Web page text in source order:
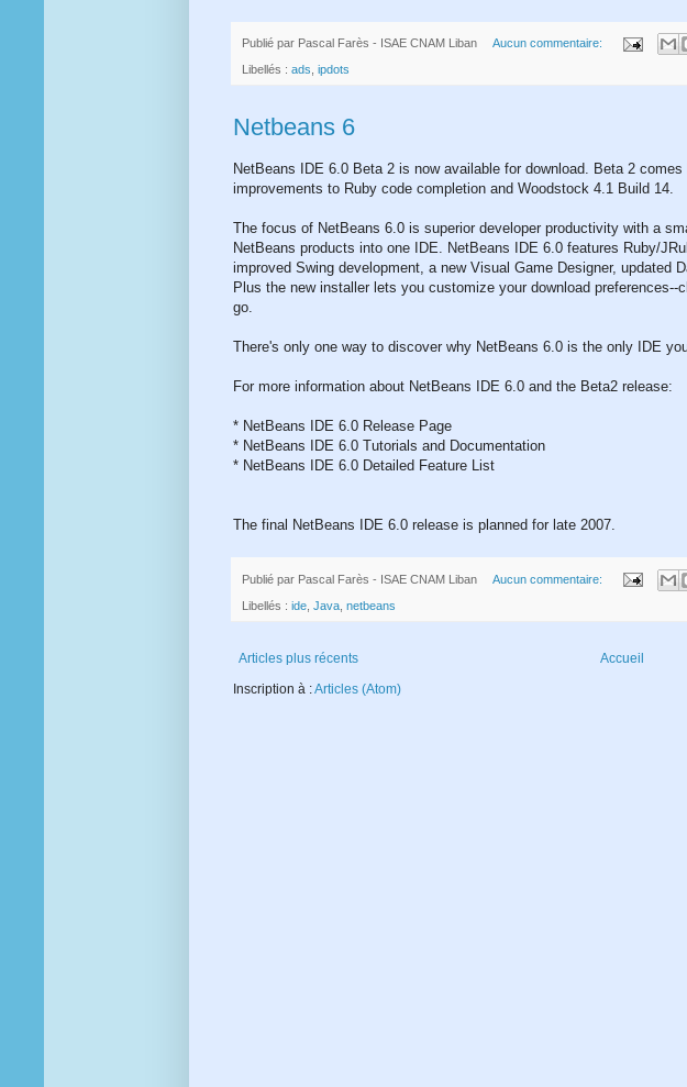
Publié par Pascal Farès - ISAE CNAM Liban Aucun commentaire:
Libellés : ads ipdots
Netbeans 6
NetBeans IDE 6.0 Beta 2 is now available for download. Beta 2
improvements to Ruby code completion and Woodstock 4.1 Build 14.
The focus of NetBeans 6.0 is superior developer productivity with a
NetBeans products into one IDE. NetBeans IDE 6.0 features Ruby/
improved Swing development, a new Visual Game Designer, updated
Plus the new installer lets you customize your download
go.
There's only one way to discover why NetBeans 6.0 is the only IDE
For more information about NetBeans IDE 6.0 and the Beta2 release:
* NetBeans IDE 6.0 Release Page
* NetBeans IDE 6.0 Tutorials and Documentation
* NetBeans IDE 6.0 Detailed Feature List
The final NetBeans IDE 6.0 release is planned for late 2007.
Publié par Pascal Farès - ISAE CNAM Liban Aucun commentaire:
Libellés : ide Java netbeans
Articles plus récents
Accueil
Inscription à :Articles (Atom)